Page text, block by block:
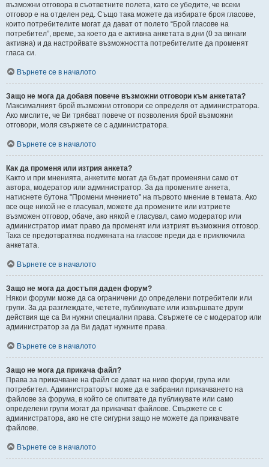
възможни отговора в съответните полета, като се убедите, че всеки
отговор е на отделен ред. Също така можете да избирате броя гласове,
които потребителите могат да дават от полето “Брой гласове на
потребител”, време, за което да е активна анкетата в дни (0 за винаги
активна) и да настройвате възможността потребителите да променят
гласа си.
Върнете се в началото
Защо не мога да добавя повече възможни отговори към анкетата?
Максималният брой възможни отговори се определя от администратора.
Ако мислите, че Ви трябват повече от позволения брой възможни
отговори, моля свържете се с администратора.
Върнете се в началото
Как да променя или изтрия анкета?
Както и при мненията, анкетите могат да бъдат променяни само от
автора, модератор или администратор. За да промените анкета,
натиснете бутона "Промени мнението" на първото мнение в темата. Ако
все още никой не е гласувал, можете да промените или изтриете
възможен отговор, обаче, ако някой е гласувал, само модератор или
администратор имат право да променят или изтрият възможния отговор.
Така се предотвратява подмяната на гласове преди да е приключила
анкетата.
Върнете се в началото
Защо не мога да достъпя даден форум?
Някои форуми може да са ограничени до определени потребители или
групи. За да разглеждате, четете, публикувате или извършвате други
действия ще са Ви нужни специални права. Свържете се с модератор или
администратор за да Ви дадат нужните права.
Върнете се в началото
Защо не мога да прикача файл?
Права за прикачване на файл се дават на ниво форум, група или
потребител. Администраторът може да е забранил прикачването на
файлове за форума, в който се опитвате да публикувате или само
определени групи могат да прикачват файлове. Свържете се с
администратора, ако не сте сигурни защо не можете да прикачвате
файлове.
Върнете се в началото